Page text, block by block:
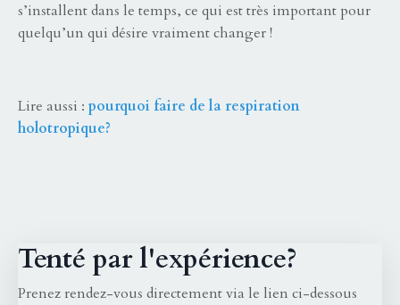
s’installent dans le temps, ce qui est très important pour
quelqu’un qui désire vraiment changer !
Lire aussi : pourquoi faire de la respiration
holotropique?
Tenté par l'expérience?
Prenez rendez-vous directement via le lien ci-dessous